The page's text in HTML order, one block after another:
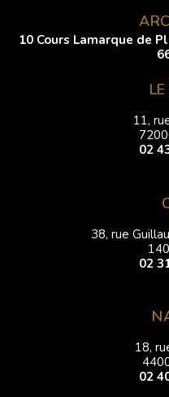
10 Cours Lamarque de
11,
02
38, rue
02
18,
02